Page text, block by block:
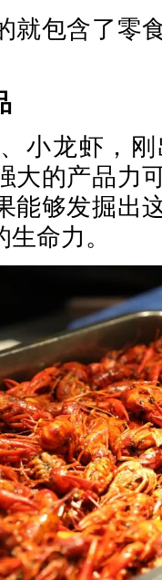
包含了零
龙虾，刚
大的产品力
能够发掘出
命力。